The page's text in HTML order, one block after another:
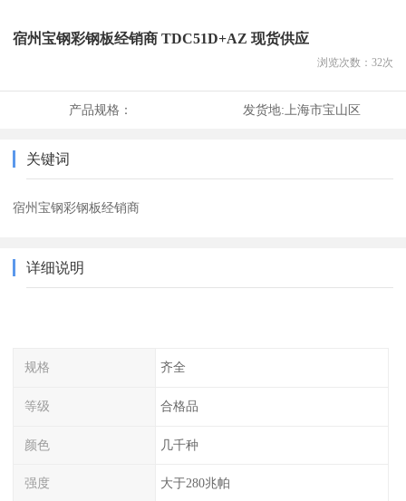
宿州宝钢彩钢板经销商 TDC51D+AZ 现货供应
浏览次数： 32次
产品规格： 发货地: 上海市宝山区
关键词
宿州宝钢彩钢板经销商
详细说明
规格 齐全
等级 合格品
颜色 几千种
强度 大于280兆帕